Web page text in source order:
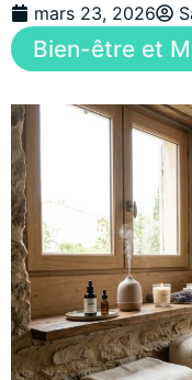
mars 23, 2026
Bien-être et